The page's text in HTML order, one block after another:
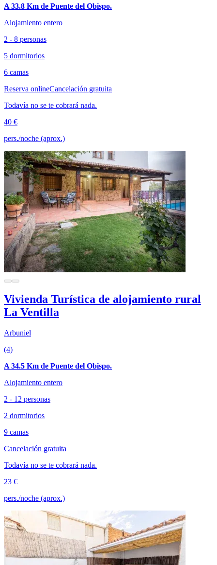
A 33.8 Km de Puente del Obispo.
Alojamiento entero
2 - 8 personas
5 dormitorios
6 camas
Reserva onlineCancelación gratuita
Todavía no se te cobrará nada.
40 €
pers./noche (aprox.)
Vivienda Turística de alojamiento rural
La Ventilla
Arbuniel
(4)
A 34.5 Km de Puente del Obispo.
Alojamiento entero
2 - 12 personas
2 dormitorios
9 camas
Cancelación gratuita
Todavía no se te cobrará nada.
23 €
pers./noche (aprox.)